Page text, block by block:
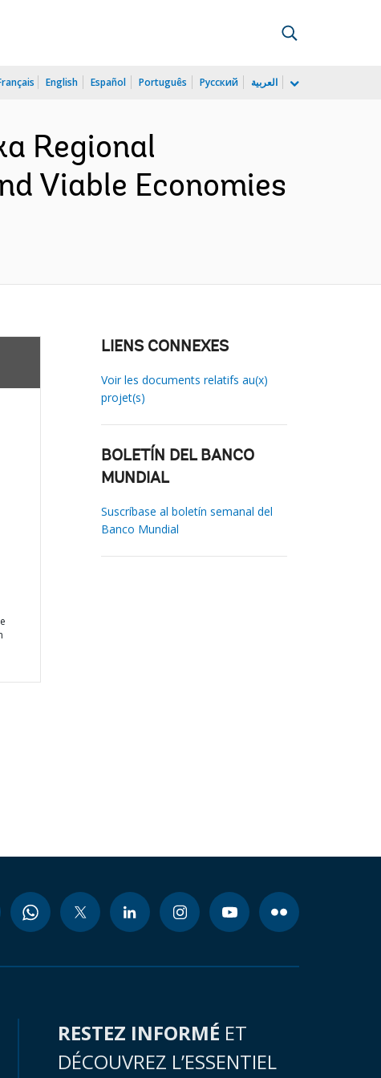
English Español Português Русский العربية
Regional
Viable Economies
LIENS CONNEXES
Voir les documents relatifs au(x)
projet(s)
BOLETÍN DEL BANCO
MUNDIAL
Suscríbase al boletín semanal del
Banco Mundial
RESTEZ INFORMÉ ET
DÉCOUVREZ L’ESSENTIEL